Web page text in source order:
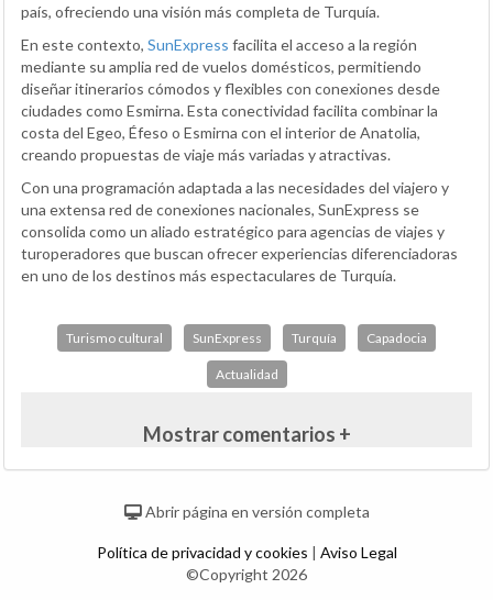
país, ofreciendo una visión más completa de Turquía.
En este contexto, SunExpress facilita el acceso a la región
mediante su amplia red de vuelos domésticos, permitiendo
diseñar itinerarios cómodos y flexibles con conexiones desde
ciudades como Esmirna. Esta conectividad facilita combinar la
costa del Egeo, Éfeso o Esmirna con el interior de Anatolia,
creando propuestas de viaje más variadas y atractivas.
Con una programación adaptada a las necesidades del viajero y
una extensa red de conexiones nacionales, SunExpress se
consolida como un aliado estratégico para agencias de viajes y
turoperadores que buscan ofrecer experiencias diferenciadoras
en uno de los destinos más espectaculares de Turquía.
Turismo cultural SunExpress Turquía Capadocia
Actualidad
Mostrar comentarios +
Abrir página en versión completa
Política de privacidad y cookies | Aviso Legal
©Copyright 2026